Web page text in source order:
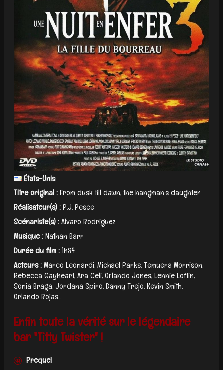
États-Unis
Titre original :From dusk till dawn, the hangman's daughter
Réalisateur(s) :P.J. Pesce
Scénariste(s) :Alvaro Rodriguez
Musique :Nathan Barr
Durée du film :1h34
Acteurs :Marco Leonardi, Michael Parks, Temuera Morrison,
Rebecca Gayheart, Ara Celi, Orlando Jones, Lennie Loftin,
Sonia Braga, Jordana Spiro, Danny Trejo, Kevin Smith,
Orlando Rojas...
Enfin toute la vérité sur le légendaire
bar "Titty Twister" !
Prequel